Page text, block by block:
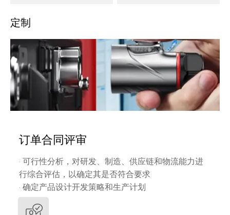
定制
订单合同评审
· 可行性分析，对研发、制造、供应链和物流能力进
行综合评估，以确定其是否符合要求
· 确定产品设计开发策略和生产计划